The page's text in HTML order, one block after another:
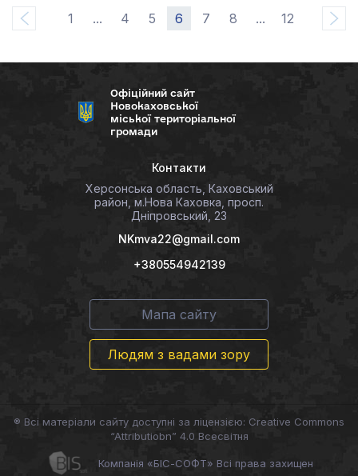
1 ... 4 5 6 7 8 ... 12
Офіційний сайт
Новокаховської
міської територіальної
громади
Контакти
Херсонська область, Каховський
район, м.Нова Каховка, просп.
Дніпровський, 23
NKmva22@gmail.com
+380554942139
Мапа сайту
Людям з вадами зору
® Всі матеріали сайту доступні за ліцензією: Creative Commons
“Attributiobn” 4.0 Всесвітня
Компанія «БІС-СОФТ» Всі права захищен